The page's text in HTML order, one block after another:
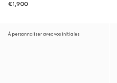
€1,900
À personnaliser avec vos initiales